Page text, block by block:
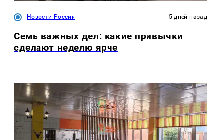
Новости России 5 дней назад
Семь важных дел: какие привычки
сделают неделю ярче